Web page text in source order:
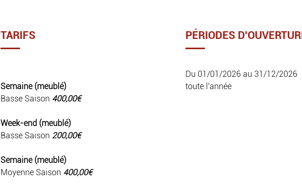
TARIFS
Semaine (meublé)
Basse Saison 400,00€
Week-end (meublé)
Basse Saison 200,00€
Semaine (meublé)
Moyenne Saison 400,00€
PÉRIODES
Du 01/01/2026 au 31/12/2026
toute l'année